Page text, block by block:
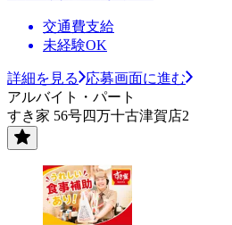
交通費支給
未経験OK
詳細を見る
応募画面に進む
アルバイト・パート
すき家 56号四万十古津賀店2